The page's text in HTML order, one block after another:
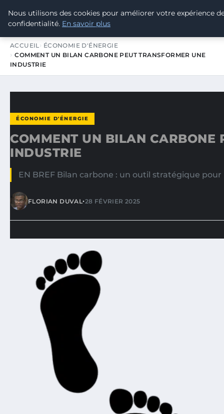
TOUR DE FRANCE POUR LE
ACCUEIL
ÉCONOMIE D'ÉNERGIE
COMMENT UN BILAN CARBONE PEUT TRANSFORMER UNE
INDUSTRIE
ÉCONOMIE D'ÉNERGIE
COMMENT UN BILAN CARBONE
INDUSTRIE
EN BREF Bilan carbone : un outil stratégique
FLORIAN DUVAL•28 FÉVRIER 2025
Nous utilisons des cookies pour améliorer votre expérience
confidentialité. En savoir plus